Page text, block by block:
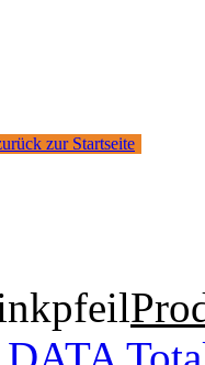
zur Startseite